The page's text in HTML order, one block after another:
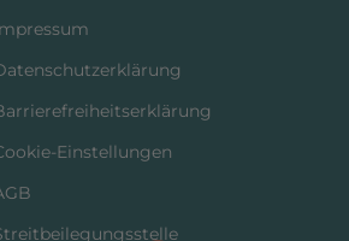
Einstellungen